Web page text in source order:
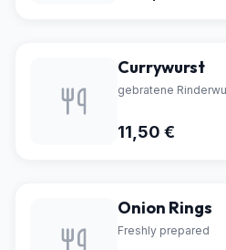
Currywurst
gebratene
11,50 €
Onion Rings
Freshly prepared